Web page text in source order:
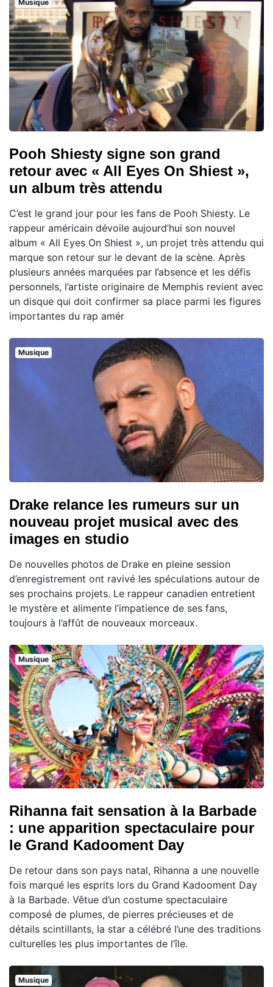
Musique
Pooh Shiesty signe son grand
retour avec « All Eyes On Shiest »,
un album très attendu
C’est le grand jour pour les fans de Pooh Shiesty. Le
rappeur américain dévoile aujourd’hui son nouvel
album « All Eyes On Shiest », un projet très attendu qui
marque son retour sur le devant de la scène. Après
plusieurs années marquées par l’absence et les défis
personnels, l’artiste originaire de Memphis revient avec
un disque qui doit confirmer sa place parmi les figures
importantes du rap amér
Musique
Drake relance les rumeurs sur un
nouveau projet musical avec des
images en studio
De nouvelles photos de Drake en pleine session
d’enregistrement ont ravivé les spéculations autour de
ses prochains projets. Le rappeur canadien entretient
le mystère et alimente l’impatience de ses fans,
toujours à l’affût de nouveaux morceaux.
Musique
Rihanna fait sensation à la Barbade
: une apparition spectaculaire pour
le Grand Kadooment Day
De retour dans son pays natal, Rihanna a une nouvelle
fois marqué les esprits lors du Grand Kadooment Day
à la Barbade. Vêtue d’un costume spectaculaire
composé de plumes, de pierres précieuses et de
détails scintillants, la star a célébré l’une des traditions
culturelles les plus importantes de l’île.
Musique